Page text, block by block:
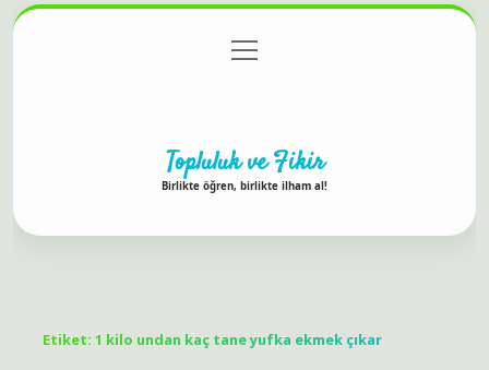
Gizlilik Politikası
menüyü
aç
Topluluk ve Fikir
Birlikte öğren, birlikte ilham al!
Etiket: 1 kilo undan kaç tane yufka ekmek çıkar